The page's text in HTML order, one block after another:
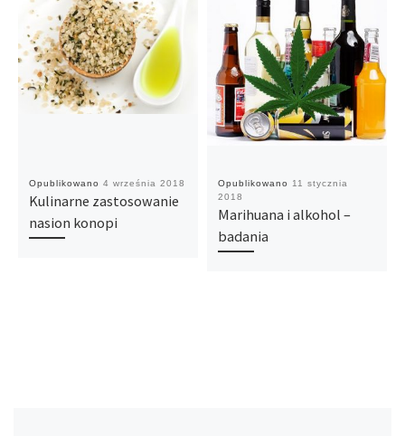
Opublikowano 4 września 2018
Kulinarne zastosowanie
nasion konopi
Opublikowano
11 stycznia
2018
Marihuana i alkohol –
badania